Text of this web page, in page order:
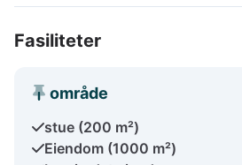
Fasiliteter
område
stue (200 m²)
Eiendom (1000 m²)